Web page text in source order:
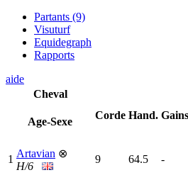
Partants (9)
Visuturf
Equidegraph
Rapports
aide
Cheval
Age-Sexe
Corde Hand. Gains
1 Artavian ⊗
H/6
9 64.5 -